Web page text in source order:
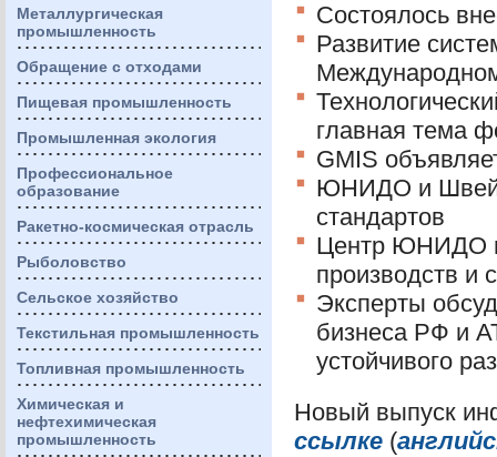
Металлургическая
промышленность
Обращение с отходами
Пищевая промышленность
Промышленная экология
Профессиональное
образование
Ракетно-космическая отрасль
Рыболовство
Сельское хозяйство
Текстильная промышленность
Топливная промышленность
Химическая и
нефтехимическая
промышленность
Состоялось
Развитие
главная тема
GMIS
ЮНИДО и
стандартов
Центр ЮНИДО
производств и
Эксперты
бизнеса РФ и
устойчивого
Новый выпуск
ссылке (